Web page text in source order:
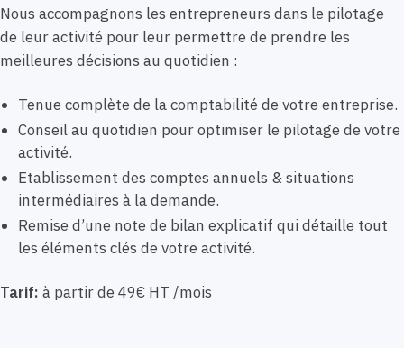
Nous accompagnons les entrepreneurs dans le pilotage
de leur activité pour leur permettre de prendre les
meilleures décisions au quotidien :
Tenue complète de la comptabilité de votre entreprise.
Conseil au quotidien pour optimiser le pilotage de votre
activité.
Etablissement des comptes annuels & situations
intermédiaires à la demande.
Remise d’une note de bilan explicatif qui détaille tout
les éléments clés de votre activité.
Tarif: à partir de 49€ HT /mois